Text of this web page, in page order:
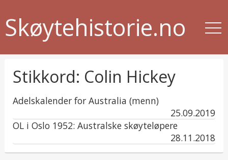
Skøytehistorie.no
Stikkord: Colin Hickey
Adelskalender for Australia (menn)
published
in
25.09.2019
OL i Oslo 1952: Australske skøyteløpere
published
in
28.11.2018